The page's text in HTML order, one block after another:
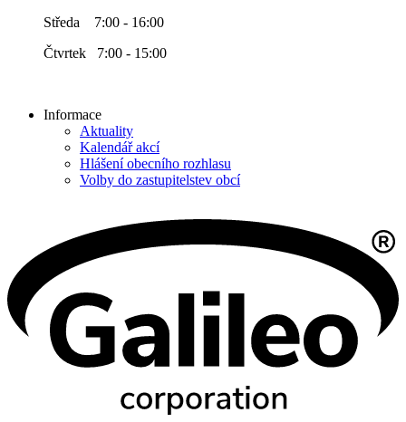
Středa 7:00 - 16:00
Čtvrtek 7:00 - 15:00
Informace
Aktuality
Kalendář akcí
Hlášení obecního rozhlasu
Volby do zastupitelstev obcí